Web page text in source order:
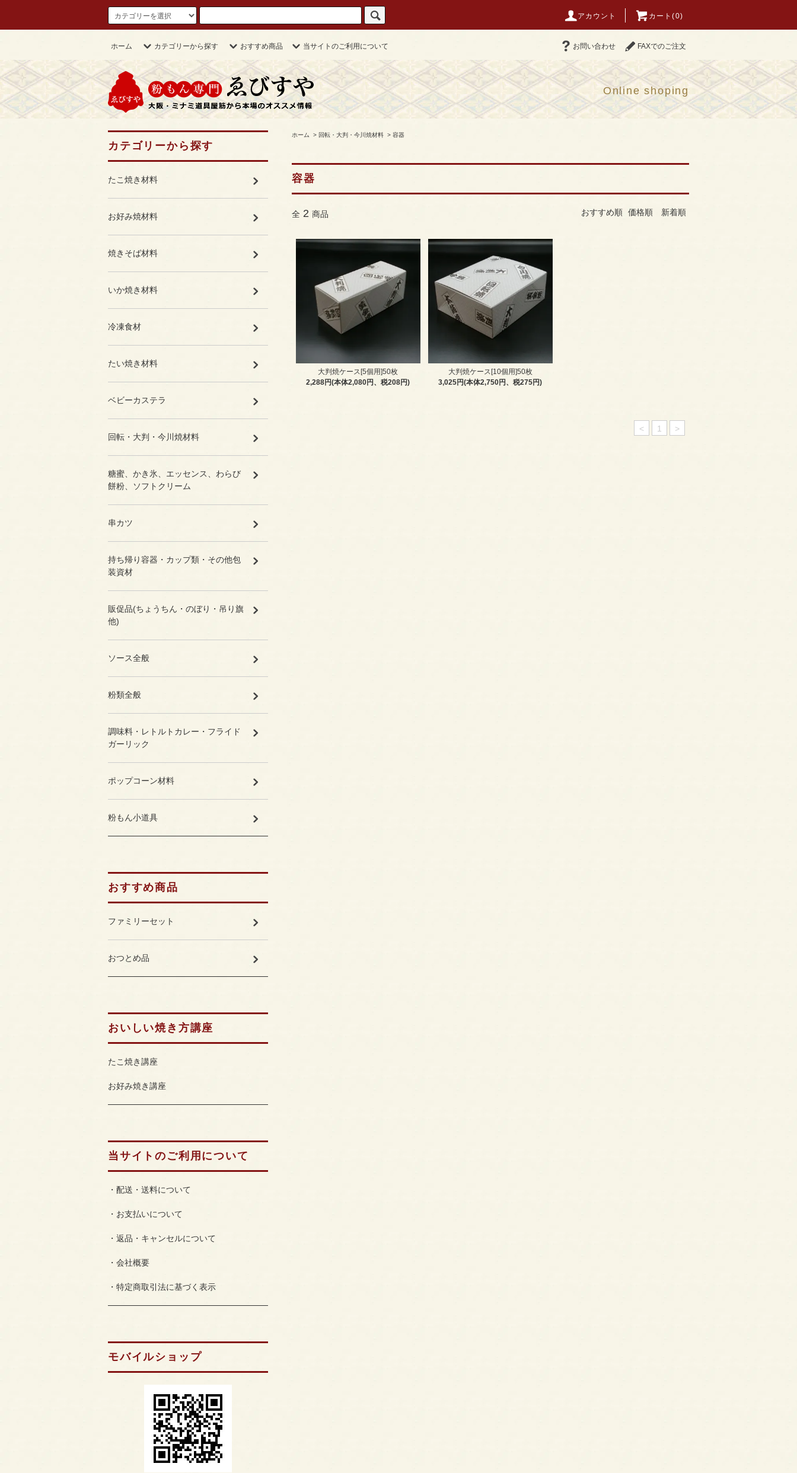
アカウント カート(0)
ホーム カテゴリーから探す おすすめ商品 当サイトのご利用について お問い合わせ FAXでのご注文
Online shoping
ホーム > 回転・大判・今川焼材料 > 容器
容器
全 2 商品 おすすめ順 価格順 新着順
大判焼ケース[5個用]50枚
2,288円(本体2,080円、税208円)
大判焼ケース[10個用]50枚
3,025円(本体2,750円、税275円)
< 1 >
カテゴリーから探す
たこ焼き材料
お好み焼材料
焼きそば材料
いか焼き材料
冷凍食材
たい焼き材料
ベビーカステラ
回転・大判・今川焼材料
糖蜜、かき氷、エッセンス、わらび
餅粉、ソフトクリーム
串カツ
持ち帰り容器・カップ類・その他包
装資材
販促品(ちょうちん・のぼり・吊り旗
他)
ソース全般
粉類全般
調味料・レトルトカレー・フライド
ガーリック
ポップコーン材料
粉もん小道具
おすすめ商品
ファミリーセット
おつとめ品
おいしい焼き方講座
たこ焼き講座
お好み焼き講座
当サイトのご利用について
・配送・送料について
・お支払いについて
・返品・キャンセルについて
・会社概要
・特定商取引法に基づく表示
モバイルショップ